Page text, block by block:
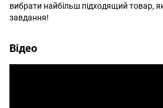
вибрати найбільш підходящий товар,
завдання!
Відео